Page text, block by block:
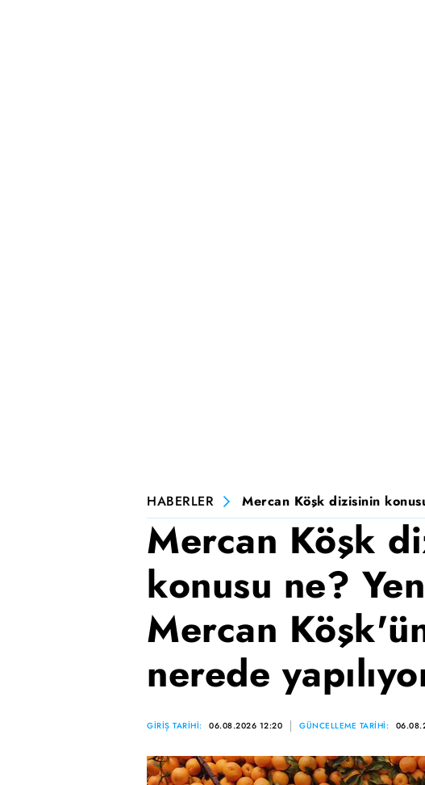
HABERLER Mercan Köşk dizisinin
Mercan Köşk
konusu ne?
Mercan
nerede
GİRİŞ TARİHİ: 06.08.2026 12:20 GÜNCELLEME TARİHİ: